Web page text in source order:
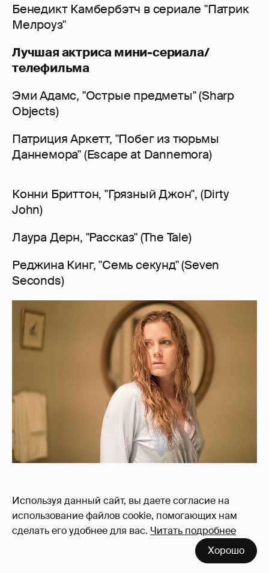
Используя данный сайт, вы даете согласие на
использование файлов cookie, помогающих нам
сделать его удобнее для вас. Читать подробнее
Хорошо
Бенедикт Камбербэтч в сериале "Патрик
Мелроуз"
Лучшая актриса мини-сериала/
телефильма
Эми Адамс, "Острые предметы" (Sharp
Objects)
Патриция Аркетт, "Побег из тюрьмы
Даннемора" (Escape at Dannemora)
Конни Бриттон, "Грязный Джон", (Dirty
John)
Лаура Дерн, "Рассказ" (The Tale)
Реджина Кинг, "Семь секунд" (Seven
Seconds)
Эми Адамс в сериале "Острые предметы"
Лучший актер второго плана в мини-
сериале/телефильме
Алан Аркин, "Метод Комински" (The